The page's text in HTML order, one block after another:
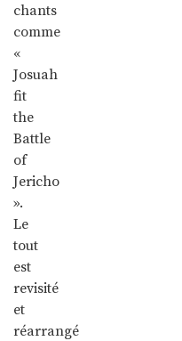
chants
comme
«
Josuah
fit
the
Battle
of
Jericho
».
Le
tout
est
revisité
et
réarrangé